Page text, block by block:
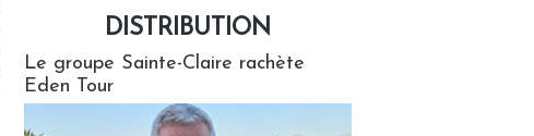
DISTRIBUTION
Le groupe Sainte-Claire rachète
Eden Tour